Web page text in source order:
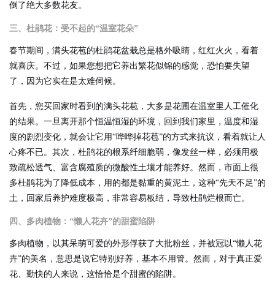
倒了绝大多数花友。
三、杜鹃花：受不起的“温室花朵”
春节期间，满头花苞的杜鹃花盆栽总是格外吸睛，红红火火，看着
就喜庆。不过，如果您想把它养出繁花似锦的感觉，恐怕要失望
了，因为它实在是太难伺候。
首先，您买回家时看到的满头花苞，大多是花圃在温室里人工催化
的结果。一旦离开那个恒温恒湿的环境，回到我们家里，温度和湿
度的剧烈变化，就会让它用“哗哗掉花苞”的方式来抗议，看着就让人
心疼不已。其次，杜鹃花的根系纤细脆弱，像发丝一样，必须用极
致疏松透气、富含腐殖质的微酸性土壤才能养好。然而，市面上很
多杜鹃花为了降低成本，用的都是黏重的黄泥土，这种“先天不足”的
土，回家后养护难度极高，非常容易板结，导致杜鹃烂根而亡。
四、多肉植物：“懒人花卉”的甜蜜陷阱
多肉植物，以其呆萌可爱的外形俘获了大批粉丝，并被冠以“懒人花
卉”的美名，意思是说它特别好养，基本不用管。然而，对于真正爱
花、勤快的人来说，这恰恰是个甜蜜的陷阱。